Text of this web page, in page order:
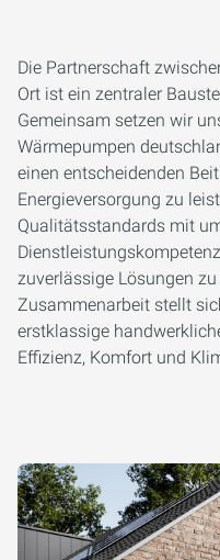
Die Partnerschaft
Ort ist ein zentraler
Gemeinsam setzen wir
Wärmepumpen
einen entscheidenden
Energieversorgung zu
Qualitätsstandards mit
zuverlässige Lösungen
Zusammenarbeit stellt
erstklassige
Effizienz, Komfort und